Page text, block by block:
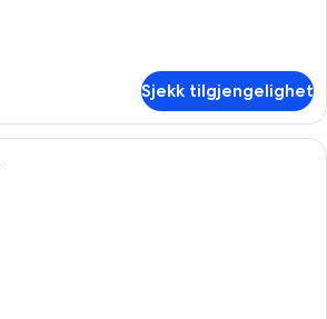
Sjekk tilgjengelighet